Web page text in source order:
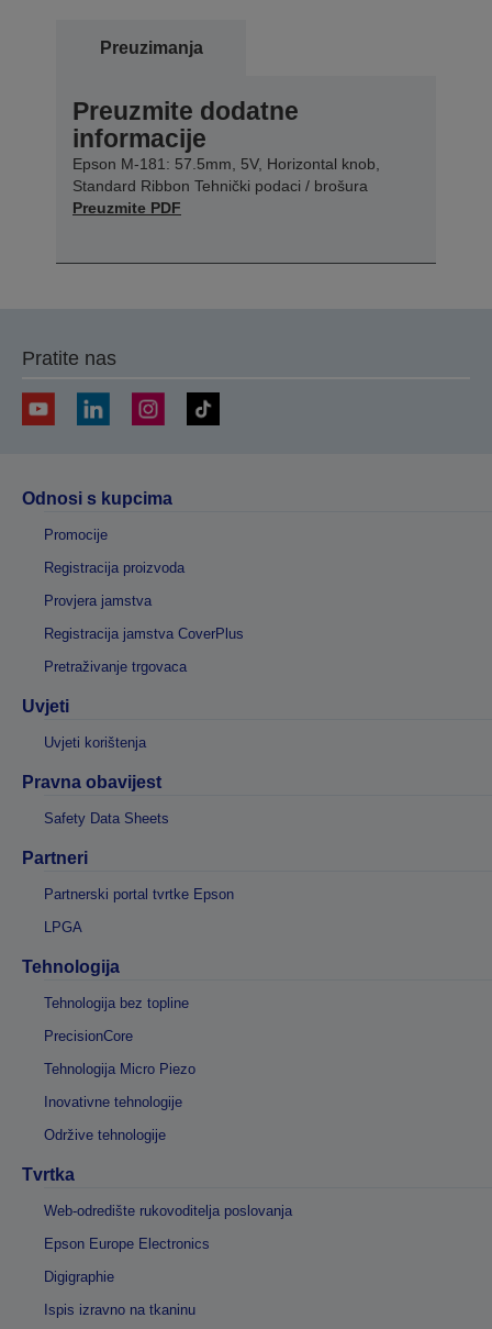
Preuzimanja
Preuzmite dodatne
informacije
Epson M-181: 57.5mm, 5V, Horizontal knob,
Standard Ribbon Tehnički podaci / brošura
Preuzmite PDF
Pratite nas
Odnosi s kupcima
Promocije
Registracija proizvoda
Provjera jamstva
Registracija jamstva CoverPlus
Pretraživanje trgovaca
Uvjeti
Uvjeti korištenja
Pravna obavijest
Safety Data Sheets
Partneri
Partnerski portal tvrtke Epson
LPGA
Tehnologija
Tehnologija bez topline
PrecisionCore
Tehnologija Micro Piezo
Inovativne tehnologije
Održive tehnologije
Tvrtka
Web-odredište rukovoditelja poslovanja
Epson Europe Electronics
Digigraphie
Ispis izravno na tkaninu